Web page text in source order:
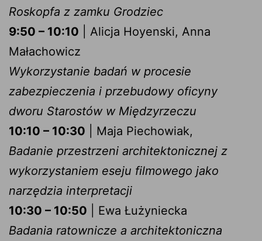
Roskopfa z zamku Grodziec
9:50 – 10:10 | Alicja Hoyenski, Anna
Małachowicz
Wykorzystanie badań w procesie
zabezpieczenia i przebudowy oficyny
dworu Starostów w Międzyrzeczu
10:10 – 10:30 | Maja Piechowiak,
Badanie przestrzeni architektonicznej z
wykorzystaniem eseju filmowego jako
narzędzia interpretacji
10:30 – 10:50 | Ewa Łużyniecka
Badania ratownicze a architektoniczna